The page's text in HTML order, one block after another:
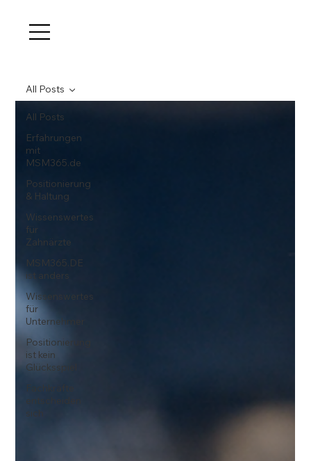
All Posts
Erfahrungen
mit
MSM365.de
Positionierung
& Haltung
Wissenswertes
für
Zahnärzte
MSM365.DE
ist anders
Wissenswertes
für
Unternehmer
Positionierung
ist kein
Glücksspiel
entscheiden
sich
All Posts